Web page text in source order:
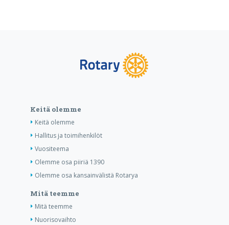
Keitä olemme
Keitä olemme
Hallitus ja toimihenkilöt
Vuositeema
Olemme osa piiriä 1390
Olemme osa kansainvälistä Rotarya
Mitä teemme
Mitä teemme
Nuorisovaihto